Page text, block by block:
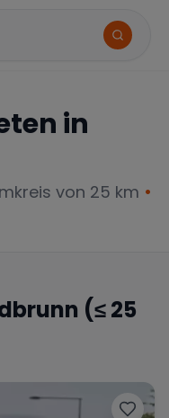
in
von 25 km •
(≤ 25